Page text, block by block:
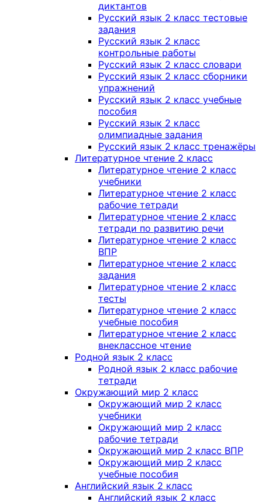
диктантов
Русский язык 2 класс тестовые
задания
Русский язык 2 класс
контрольные работы
Русский язык 2 класс словари
Русский язык 2 класс сборники
упражнений
Русский язык 2 класс учебные
пособия
Русский язык 2 класс
олимпиадные задания
Русский язык 2 класс тренажёры
Литературное чтение 2 класс
Литературное чтение 2 класс
учебники
Литературное чтение 2 класс
рабочие тетради
Литературное чтение 2 класс
тетради по развитию речи
Литературное чтение 2 класс
ВПР
Литературное чтение 2 класс
задания
Литературное чтение 2 класс
тесты
Литературное чтение 2 класс
учебные пособия
Литературное чтение 2 класс
внеклассное чтение
Родной язык 2 класс
Родной язык 2 класс рабочие
тетради
Окружающий мир 2 класс
Окружающий мир 2 класс
учебники
Окружающий мир 2 класс
рабочие тетради
Окружающий мир 2 класс ВПР
Окружающий мир 2 класс
учебные пособия
Английский язык 2 класс
Английский язык 2 класс